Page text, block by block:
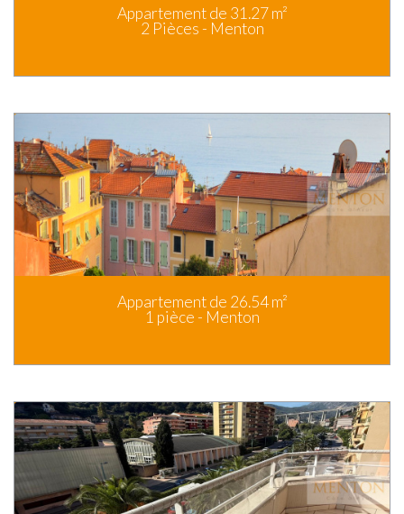
Appartement de 31.27 m²
2 Pièces - Menton
Appartement de 26.54 m²
1 pièce - Menton